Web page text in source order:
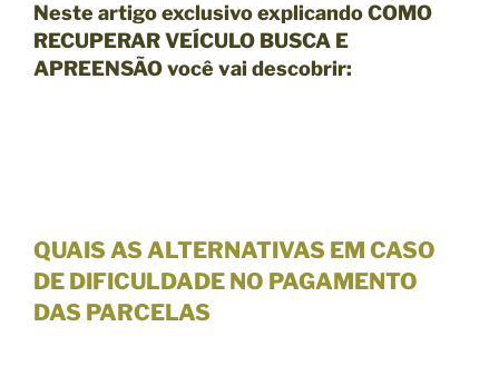
Neste artigo exclusivo explicando COMO
RECUPERAR VEÍCULO BUSCA E
APREENSÃO você vai descobrir:
QUAIS AS ALTERNATIVAS EM CASO
DE DIFICULDADE NO PAGAMENTO
DAS PARCELAS